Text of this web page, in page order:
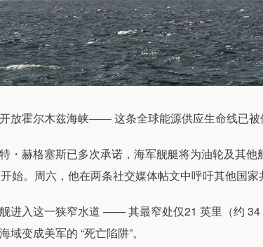
霍尔木兹海峡—— 这条全球能源供应生命线已被
赫格塞斯已多次承诺，海军舰艇将为油轮及其他
始。周六，他在两条社交媒体帖文中呼吁其他国家
入这一狭窄水道 —— 其最窄处仅21 英里（约 34
变成美军的 “死亡陷阱”。